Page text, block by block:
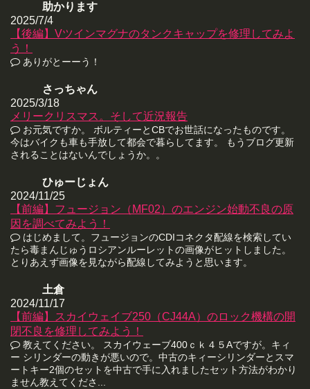
助かります
2025/7/4
【後編】Vツインマグナのタンクキャップを修理してみよ
う！
ありがとーーう！
さっちゃん
2025/3/18
メリークリスマス。そして近況報告
お元気ですか。 ボルティーとCBでお世話になったものです。
今はバイクも車も手放して都会で暮らしてます。 もうブログ更新
されることはないんでしょうか。。
ひゅーじょん
2024/11/25
【前編】フュージョン（MF02）のエンジン始動不良の原
因を調べてみよう！
はじめまして。フュージョンのCDIコネクタ配線を検索してい
たら毒まんじゅうロシアンルーレットの画像がヒットしました。
とりあえず画像を見ながら配線してみようと思います。
土倉
2024/11/17
【前編】スカイウェイブ250（CJ44A）のロック機構の開
閉不良を修理してみよう！
教えてください。 スカイウェーブ400ｃｋ４５Aですが。キィ
ー シリンダーの動きが悪いので。中古のキィーシリンダーとスマ
ートキー2個のセットを中古で手に入れましたセット方法がわかり
ません教えてくださ...